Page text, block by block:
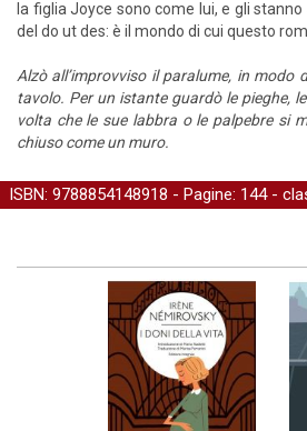
la figlia Joyce sono come lui, e gli
del do ut des: è il mondo di cui questo
Alzò all’improvviso il paralume, in
tavolo. Per un istante guardò le pieghe,
volta che le sue labbra o le palpebre si
chiuso come un muro.
ISBN: 9788854148918 - Pagine: 144 -